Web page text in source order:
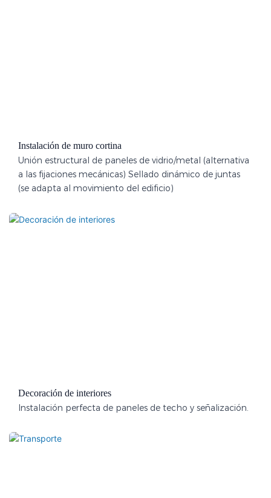
Instalación de muro cortina
Unión estructural de paneles de vidrio/metal (alternativa
a las fijaciones mecánicas) Sellado dinámico de juntas
(se adapta al movimiento del edificio)
Decoración de interiores
Instalación perfecta de paneles de techo y señalización.